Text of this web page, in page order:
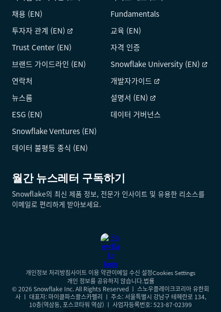
월간 뉴스레터 구독하기
Snowflake의 최신 제품 정보, 전문가 인사이트 및 유용한 리소스를
이메일로 편리하게 받아보세요.
채용 (EN)
투자자 관계 (EN)
Trust Center (EN)
브랜드 가이드라인 (EN)
연락처
뉴스룸
ESG (EN)
Snowflake Ventures (EN)
데이터 불평등 종식 (EN)
Fundamentals
교육 (EN)
자격 인증
Snowflake University (EN)
개발자가이드
설명서 (EN)
데이터 거버넌스
개인정보 처리방침사이트 이용 약관이메일 수신 설정Cookies Settings
개인 정보를 공유하지 않습니다.법률
© 2026 Snowflake Inc. All Rights Reserved ㅣ 스노우플레이크코리아 유한회
사 ㅣ 대표자: 마이클파스콸스카펠리 ㅣ 주소: 서울특별시 강남구 테헤란로 134,
10층(역삼동, 포스코타워 역삼) ㅣ 사업자등록번호: 523-87-02399